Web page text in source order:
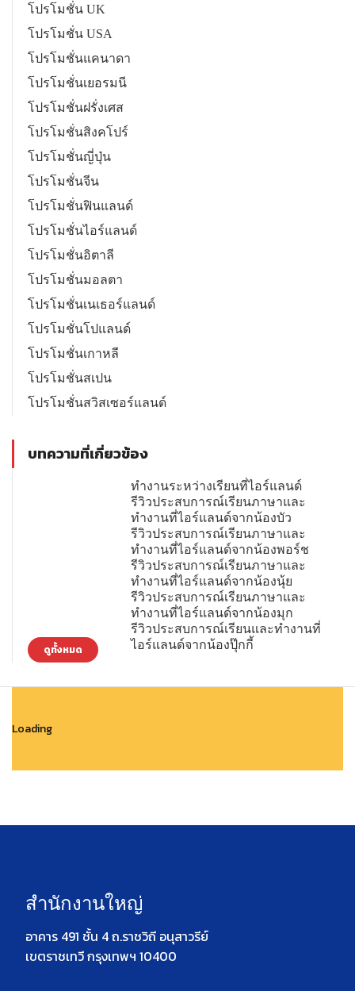
โปรโมชั่น UK
โปรโมชั่น USA
โปรโมชั่นแคนาดา
โปรโมชั่นเยอรมนี
โปรโมชั่นฝรั่งเศส
โปรโมชั่นสิงคโปร์
โปรโมชั่นญี่ปุ่น
โปรโมชั่นจีน
โปรโมชั่นฟินแลนด์
โปรโมชั่นไอร์แลนด์
โปรโมชั่นอิตาลี
โปรโมชั่นมอลตา
โปรโมชั่นเนเธอร์แลนด์
โปรโมชั่นโปแลนด์
โปรโมชั่นเกาหลี
โปรโมชั่นสเปน
โปรโมชั่นสวิสเซอร์แลนด์
บทความที่เกี่ยวข้อง
ทำงานระหว่างเรียนที่ไอร์แลนด์
รีวิวประสบการณ์เรียนภาษาและ
ทำงานที่ไอร์แลนด์จากน้องบัว
รีวิวประสบการณ์เรียนภาษาและ
ทำงานที่ไอร์แลนด์จากน้องพอร์ช
รีวิวประสบการณ์เรียนภาษาและ
ทำงานที่ไอร์แลนด์จากน้องนุ้ย
รีวิวประสบการณ์เรียนภาษาและ
ทำงานที่ไอร์แลนด์จากน้องมุก
รีวิวประสบการณ์เรียนและทำงานที่
ไอร์แลนด์จากน้องปุ๊กกี้
ดูทั้งหมด
Loading
สำนักงานใหญ่
อาคาร 491 ชั้น 4 ถ.ราชวิถี อนุสาวรีย์
เขตราชเทวี กรุงเทพฯ 10400